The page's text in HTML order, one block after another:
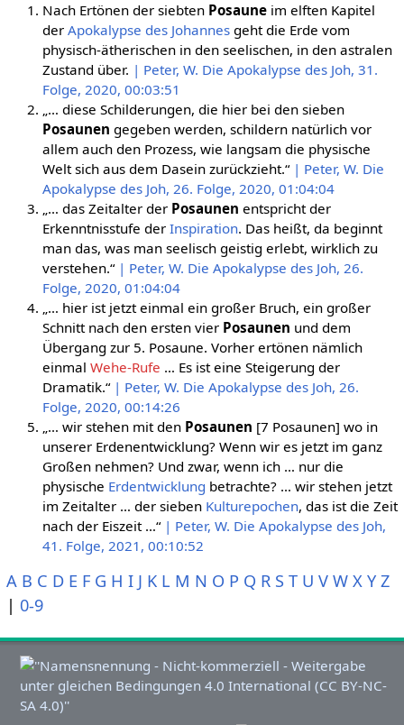
Nach Ertönen der siebten Posauneim elften Kapitel
der Apokalypse des Johannesgeht die Erde vom
physisch-ätherischen in den seelischen, in den astralen
Zustand über. | Peter, W. Die Apokalypse des Joh, 31.
Folge, 2020, 00:03:51
„… diese Schilderungen, die hier bei den sieben
Posaunen gegeben werden, schildern natürlich vor
allem auch den Prozess, wie langsam die physische
Welt sich aus dem Dasein zurückzieht.“ | Peter, W. Die
Apokalypse des Joh, 26. Folge, 2020, 01:04:04
„… das Zeitalter der Posaunen entspricht der
Erkenntnisstufe der Inspiration. Das heißt, da beginnt
man das, was man seelisch geistig erlebt, wirklich zu
verstehen.“ | Peter, W. Die Apokalypse des Joh, 26.
Folge, 2020, 01:04:04
„… hier ist jetzt einmal ein großer Bruch, ein großer
Schnitt nach den ersten vier Posaunen und dem
Übergang zur 5. Posaune. Vorher ertönen nämlich
einmal Wehe-Rufe … Es ist eine Steigerung der
Dramatik.“ | Peter, W. Die Apokalypse des Joh, 26.
Folge, 2020, 00:14:26
„… wir stehen mit den Posaunen [7 Posaunen] wo in
unserer Erdenentwicklung? Wenn wir es jetzt im ganz
Großen nehmen? Und zwar, wenn ich … nur die
physische Erdentwicklung betrachte? … wir stehen jetzt
im Zeitalter … der sieben Kulturepochen, das ist die Zeit
nach der Eiszeit …“ | Peter, W. Die Apokalypse des Joh,
41. Folge, 2021, 00:10:52
A B C D E F G H I J K L M N O P Q R S T U V W X Y Z
| 0-9